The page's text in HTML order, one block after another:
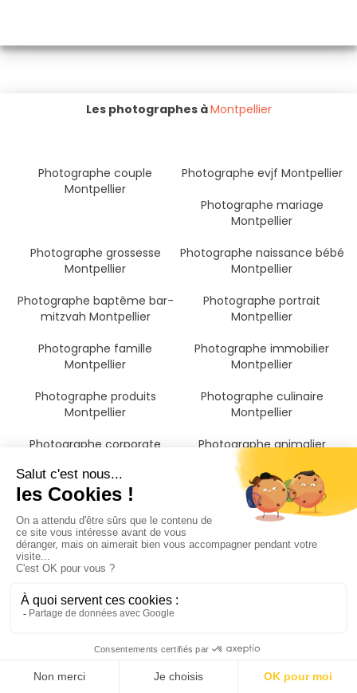
Les photographes àMontpellier
Photographe couple
Montpellier
Photographe evjf Montpellier
Photographe mariage
Montpellier
Photographe grossesse
Montpellier
Photographe naissance bébé
Montpellier
Photographe baptême bar-
mitzvah Montpellier
Photographe portrait
Montpellier
Photographe famille
Montpellier
Photographe immobilier
Montpellier
Photographe produits
Montpellier
Photographe culinaire
Montpellier
Photographe corporate
Photographe animalier
Montpellier
Photographe anniversaire
Photographe Montpellier
Photographe Hérault
Il n'a jamais été aussi